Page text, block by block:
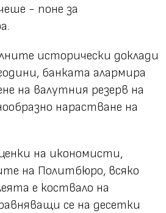
- поне за
исторически доклади
банката алармира
на валутния резерв на
нарастване на
на икономисти,
на Политбюро, всяко
е коствало на
се на десетки